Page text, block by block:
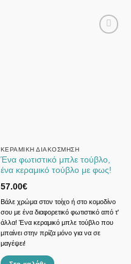
ΚΕΡΑΜΙΚΉ ΔΙΑΚΌΣΜΗΣΗ
Ένα φωτιστικό μπλε τούβλο,
ένα κεραμικό τούβλο με φως!
57.00€
Βάλε χρώμα στον τοίχο ή στο κομοδίνο
σου με ένα διαφορετικό φωτιστικό από τ'
άλλα! Ένα κεραμικό μπλε τούβλο που
μπαίνει στην πρίζα μόνο για να σε
μαγέψει!